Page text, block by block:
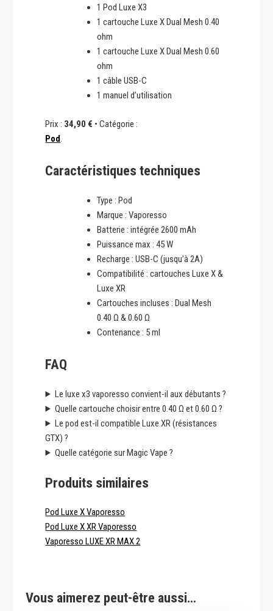
1 Pod Luxe X3
1 cartouche Luxe X Dual Mesh 0.40
ohm
1 cartouche Luxe X Dual Mesh 0.60
ohm
1 câble USB-C
1 manuel d’utilisation
Prix : 34,90 € • Catégorie :
Pod.
Caractéristiques techniques
Type : Pod
Marque : Vaporesso
Batterie : intégrée 2600 mAh
Puissance max : 45 W
Recharge : USB-C (jusqu’à 2A)
Compatibilité : cartouches Luxe X &
Luxe XR
Cartouches incluses : Dual Mesh
0.40 Ω & 0.60 Ω
Contenance : 5 ml
FAQ
Le luxe x3 vaporesso convient-il aux débutants ?
Quelle cartouche choisir entre 0.40 Ω et 0.60 Ω ?
Le pod est-il compatible Luxe XR (résistances
GTX) ?
Quelle catégorie sur Magic Vape ?
Produits similaires
Pod Luxe X Vaporesso
Pod Luxe X XR Vaporesso
Vaporesso LUXE XR MAX 2
Vous aimerez peut-être aussi…